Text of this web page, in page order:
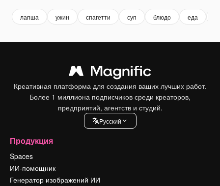
лапша ужин спагетти суп блюдо еда
Креативная платформа для создания ваших лучших работ.
Более 1 миллиона подписчиков среди креаторов,
предприятий, агентств и студий.
Pусский
Продукция
Spaces
ИИ-помощник
Генератор изображений ИИ